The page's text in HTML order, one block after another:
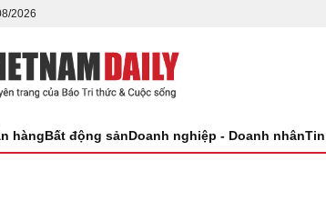
2026
hàngBất động sảnDoanh nghiệp - Doanh nhân